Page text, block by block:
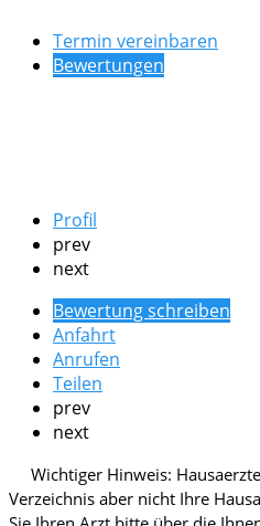
Termin vereinbaren
Bewertungen
Profil
prev
next
Bewertung schreiben
Anfahrt
Anrufen
Teilen
prev
next